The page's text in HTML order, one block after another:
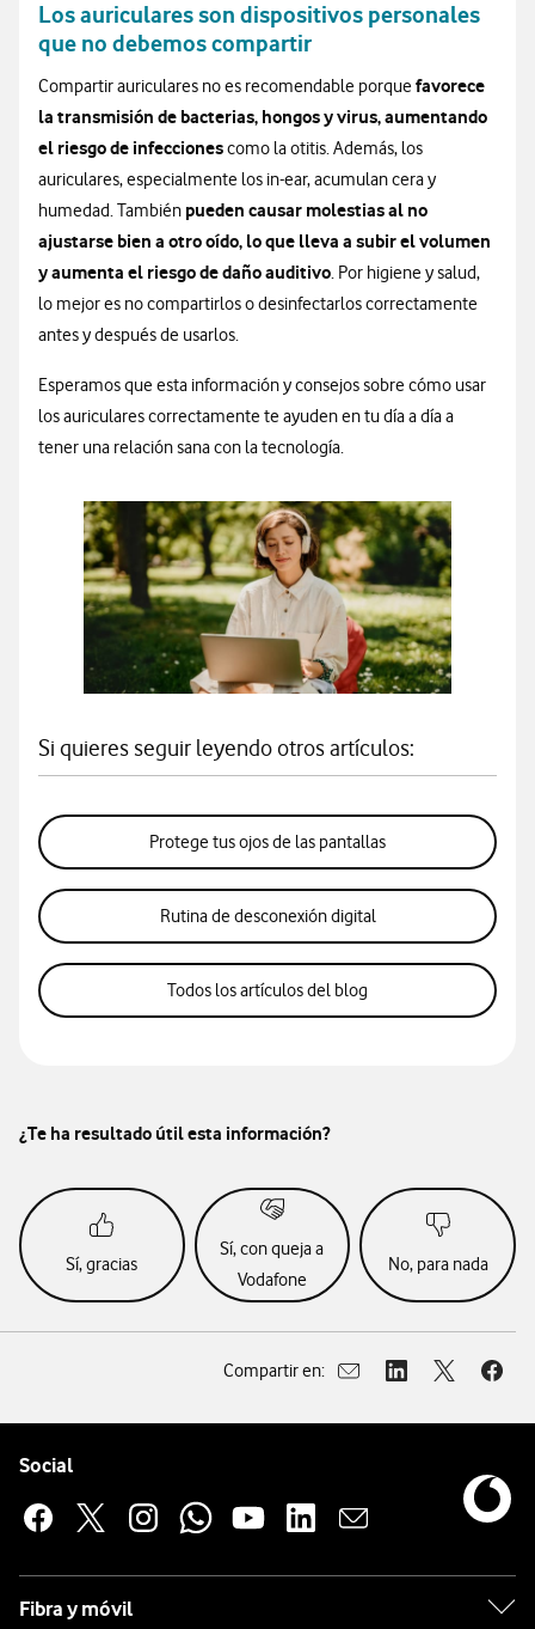
Los auriculares son dispositivos personales
que no debemos compartir
Compartir auriculares no es recomendable porquefavorece
la transmisión de bacterias, hongos y virus, aumentando
el riesgo de infeccionescomo la otitis. Además, los
auriculares, especialmente los in-ear, acumulan cera y
humedad. También pueden causar molestias al no
ajustarse bien a otro oído, lo que lleva a subir el volumen
y aumenta el riesgo de daño auditivo. Por higiene y salud,
lo mejor es no compartirlos o desinfectarlos correctamente
antes y después de usarlos.
Esperamos que esta información y consejos sobre cómo usar
los auriculares correctamente te ayuden en tu día a día a
tener una relación sana con la tecnología.
Si quieres seguir leyendo otros artículos:
Protege tus ojos de las pantallas
Rutina de desconexión digital
Todos los artículos del blog
¿Te ha resultado útil esta información?
Sí, gracias
Sí, con queja a
Vodafone
No, para nada
Compartir en:
Abrir ventana para
Abrir ventana
Abrir Abrir
Social
Fibra y móvil